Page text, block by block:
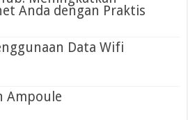
Anda dengan Praktis
Data Wifi
Ampoule